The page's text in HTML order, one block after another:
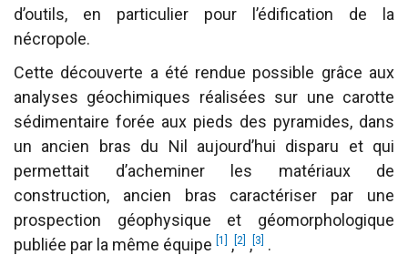
d’outils, en particulier pour l’édification de la
nécropole.
Cette découverte a été rendue possible grâce aux
analyses géochimiques réalisées sur une carotte
sédimentaire forée aux pieds des pyramides, dans
un ancien bras du Nil aujourd’hui disparu et qui
permettait d’acheminer les matériaux de
construction, ancien bras caractériser par une
prospection géophysique et géomorphologique
publiée par la même équipe 1 , 2 , 3
.